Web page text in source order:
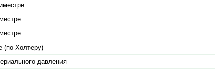
(по Холтеру)
давления